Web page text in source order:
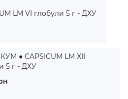
LM VI глобули 5 г - ДХУ
● CAPSICUM LM XII
5 г - ДХУ